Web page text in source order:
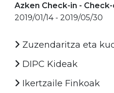
Azken Check-in -
2019/01/14 - 2019/05/30
Zuzendaritza eta
DIPC Kideak
Ikertzaile Finkoak